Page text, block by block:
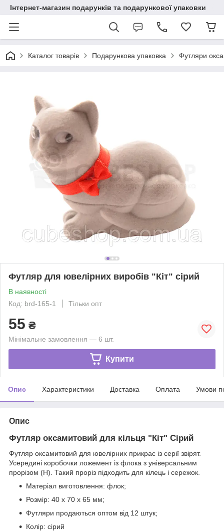
Інтернет-магазин подарунків та подарункової упаковки
Каталог товарів Подарункова упаковка Футляри
Футляр для ювелірних виробів "Кіт" сірий
В наявності
Код: brd-165-1
Тільки опт
55 ₴
Мінімальне замовлення — 6 шт.
Купити
Опис Характеристики Доставка Оплата Умови
Опис
Футляр оксамитовий для кільця "Кіт" Сірий
Футляр оксамитовий для ювелірних прикрас із серії звірят.
Усередині коробочки ложемент із флока з універсальним
прорізом (Н). Такий проріз підходить для кілець і сережок.
Матеріал виготовлення: флок;
Розмір: 40 х 70 х 65 мм;
Футляри продаються оптом від 12 штук;
Колір: сірий